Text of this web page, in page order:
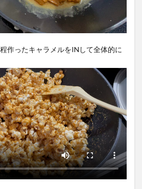
作ったキャラメルをINして全体的に